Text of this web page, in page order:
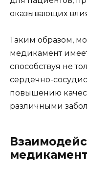
оказывающих
Таким образом,
медикамент
способствуя не
сердечно-
повышению
различными